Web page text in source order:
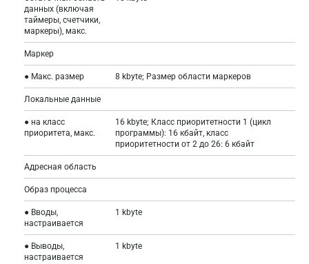
данных (включая
таймеры, счетчики,
маркеры), макс.
Маркер
● Макс. размер 8 kbyte; Размер области маркеров
Локальные данные
● на класс
приоритета, макс.
16 kbyte; Класс приоритетности 1 (цикл
программы): 16 кбайт, класс
приоритетности от 2 до 26: 6 кбайт
Адресная область
Образ процесса
● Вводы,
настраивается
1 kbyte
● Выводы,
настраивается
1 kbyte